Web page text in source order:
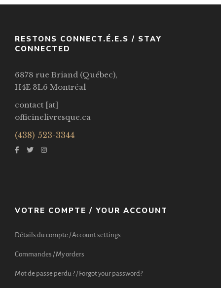
RESTONS CONNECT.É.E.S / STAY
CONNECTED
6878 rue Briand (Québec),
H4E 3L6 Montréal
contact [at]
officinelivresque.ca
(438) 523-3344
VOTRE COMPTE / YOUR ACCOUNT
Détails du compte / Account settings
Commandes / My orders
Mot de passe perdu ? / Forgot your password?